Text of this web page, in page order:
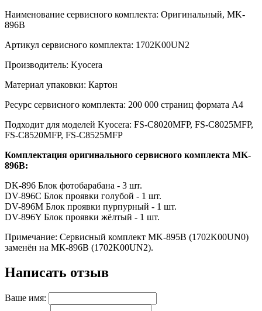
Наименование сервисного комплекта: Оригинальный, MK-
896B
Артикул сервисного комплекта: 1702K00UN2
Производитель: Kyocera
Материал упаковки: Картон
Ресурс сервисного комплекта: 200 000 страниц формата А4
Подходит для моделей Kyocera: FS-C8020MFP, FS-C8025MFP,
FS-C8520MFP, FS-C8525MFP
Комплектация оригинального сервисного комплекта MK-
896B:
DK-896 Блок фотобарабана - 3 шт.
DV-896C Блок проявки голубой - 1 шт.
DV-896M Блок проявки пурпурный - 1 шт.
DV-896Y Блок проявки жёлтый - 1 шт.
Примечание: Сервисный комплект MK-895B (1702K00UN0)
заменён на МК-896B (1702K00UN2).
Написать отзыв
Ваше имя: